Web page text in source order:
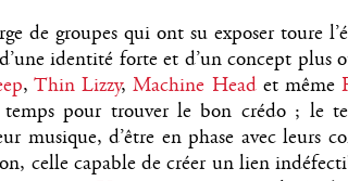
de groupes qui ont su exposer toure
identité forte et d’un concept plus
,Thin Lizzy,Machine Headet même
pour trouver le bon crédo ; le
musique, d’être en phase avec leurs
celle capable de créer un lien